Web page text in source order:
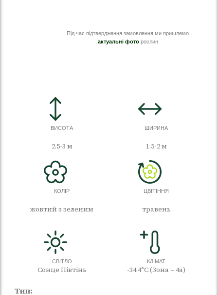
Під час підтвердження замовлення ми пришлемо
актуальні фоторослин
ВИСОТА
2.5-3 м
ШИРИНА
1.5-2 м
КОЛІР
жовтий з зеленим
ЦВІТІННЯ
травень
СВІТЛО
Сонце Півтінь
КЛІМАТ
-34.4°C (Зона – 4а)
Тип: